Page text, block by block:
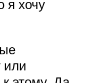
я хочу
или